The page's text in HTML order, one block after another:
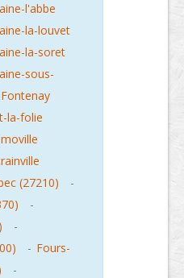
l'abbe
la-louvet
la-soret
sous-
Fontenay
la-folie
(27210)
-
-
-
- Fours-
-